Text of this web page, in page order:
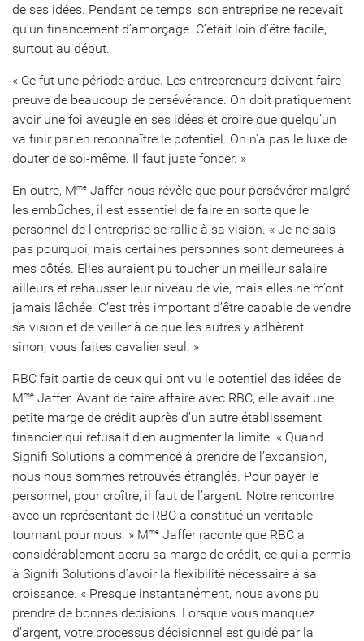
de ses idées. Pendant ce temps, son entreprise ne recevait
qu’un financement d’amorçage. C’était loin d’être facile,
surtout au début.
« Ce fut une période ardue. Les entrepreneurs doivent faire
preuve de beaucoup de persévérance. On doit pratiquement
avoir une foi aveugle en ses idées et croire que quelqu’un
va finir par en reconnaître le potentiel. On n’a pas le luxe de
douter de soi-même. Il faut juste foncer. »
En outre, Mme Jaffer nous révèle que pour persévérer malgré
les embûches, il est essentiel de faire en sorte que le
personnel de l’entreprise se rallie à sa vision. « Je ne sais
pas pourquoi, mais certaines personnes sont demeurées à
mes côtés. Elles auraient pu toucher un meilleur salaire
ailleurs et rehausser leur niveau de vie, mais elles ne m’ont
jamais lâchée. C’est très important d’être capable de vendre
sa vision et de veiller à ce que les autres y adhèrent –
sinon, vous faites cavalier seul. »
RBC fait partie de ceux qui ont vu le potentiel des idées de
Mme Jaffer. Avant de faire affaire avec RBC, elle avait une
petite marge de crédit auprès d’un autre établissement
financier qui refusait d’en augmenter la limite. « Quand
Signifi Solutions a commencé à prendre de l’expansion,
nous nous sommes retrouvés étranglés. Pour payer le
personnel, pour croître, il faut de l’argent. Notre rencontre
avec un représentant de RBC a constitué un véritable
tournant pour nous. » Mme Jaffer raconte que RBC a
considérablement accru sa marge de crédit, ce qui a permis
à Signifi Solutions d’avoir la flexibilité nécessaire à sa
croissance. « Presque instantanément, nous avons pu
prendre de bonnes décisions. Lorsque vous manquez
d’argent, votre processus décisionnel est guidé par la